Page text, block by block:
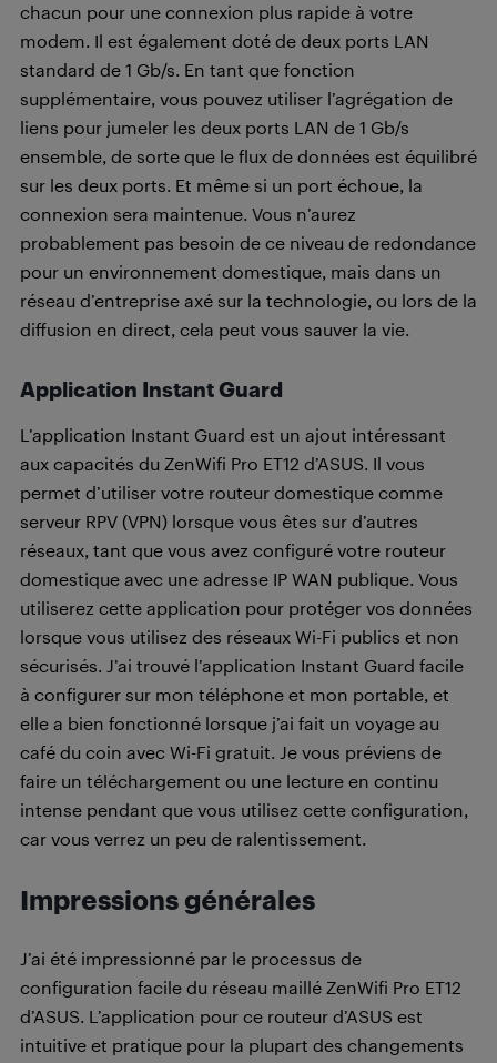
chacun pour une connexion plus rapide à votre
modem. Il est également doté de deux ports LAN
standard de 1 Gb/s. En tant que fonction
supplémentaire, vous pouvez utiliser l’agrégation de
liens pour jumeler les deux ports LAN de 1 Gb/s
ensemble, de sorte que le flux de données est équilibré
sur les deux ports. Et même si un port échoue, la
connexion sera maintenue. Vous n’aurez
probablement pas besoin de ce niveau de redondance
pour un environnement domestique, mais dans un
réseau d’entreprise axé sur la technologie, ou lors de la
diffusion en direct, cela peut vous sauver la vie.
Application Instant Guard
L’application Instant Guard est un ajout intéressant
aux capacités du ZenWifi Pro ET12 d’ASUS. Il vous
permet d’utiliser votre routeur domestique comme
serveur RPV (VPN) lorsque vous êtes sur d’autres
réseaux, tant que vous avez configuré votre routeur
domestique avec une adresse IP WAN publique. Vous
utiliserez cette application pour protéger vos données
lorsque vous utilisez des réseaux Wi-Fi publics et non
sécurisés. J’ai trouvé l’application Instant Guard facile
à configurer sur mon téléphone et mon portable, et
elle a bien fonctionné lorsque j’ai fait un voyage au
café du coin avec Wi-Fi gratuit. Je vous préviens de
faire un téléchargement ou une lecture en continu
intense pendant que vous utilisez cette configuration,
car vous verrez un peu de ralentissement.
Impressions générales
J’ai été impressionné par le processus de
configuration facile du réseau maillé ZenWifi Pro ET12
d’ASUS. L’application pour ce routeur d’ASUS est
intuitive et pratique pour la plupart des changements